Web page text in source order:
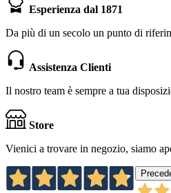
Esperienza dal 1871
Da più di un secolo un punto di
Assistenza Clienti
Il nostro team è sempre a tua
Store
Vienici a trovare in negozio, siamo